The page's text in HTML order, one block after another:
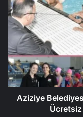
Aziziye
Ücretsiz